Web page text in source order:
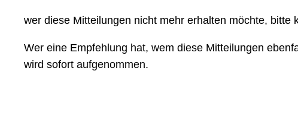
wer diese Mitteilungen nicht mehr erhalten möchte, bitte
Wer eine Empfehlung hat, wem diese Mitteilungen
wird sofort aufgenommen.